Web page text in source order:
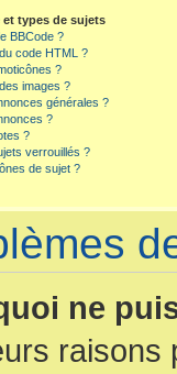
et types de sujets
BBCode ?
code HTML ?
?
images ?
générales ?
?
?
verrouillés ?
de sujet ?
ne
raisons